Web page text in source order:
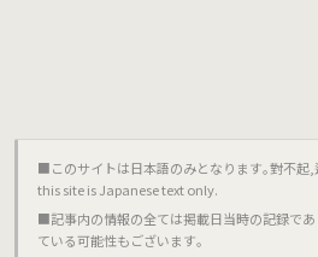
■このサイトは日本語のみとなります｡對不起,
this site is Japanese text only.
■記事内の情報の全ては掲載日当時の記録で
ている可能性もございます｡